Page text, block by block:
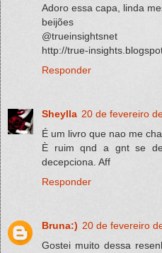
Adoro essa capa, linda
beijões
@trueinsightsnet
http://true-
Responder
Sheylla 20 de fevereiro
É um livro que nao me
È ruim qnd a gnt se
decepciona. Aff
Responder
Bruna:) 20 de fevereiro
Gostei muito dessa